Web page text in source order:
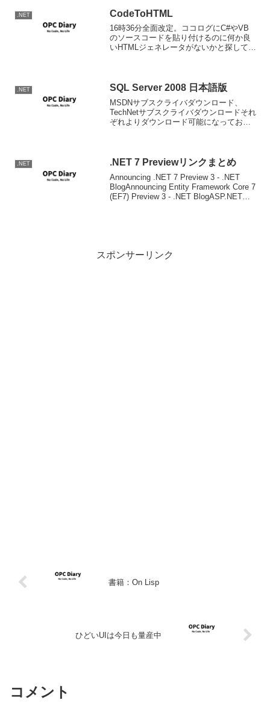
.NET CodeToHTML
16時36分全面改定。ココログにC#やVB
のソースコードを貼り付けるのに何か良
いHTMLジェネレータがないかと探してい
介...
.NET SQL Server 2008 日本語版
MSDNサブスクライバダウンロード、
TechNetサブスクライバダウンロードそれ
ぞれよりダウンロード可能になっており
.NET .NET 7 Previewリンクまとめ
Announcing .NET 7 Preview 3 - .NET
BlogAnnouncing Entity Framework Core 7
(EF7) Preview 3 - .NET BlogASP.NET
スポンサーリンク
書籍：On Lisp
ひどいUIは今日も量産中
コメント